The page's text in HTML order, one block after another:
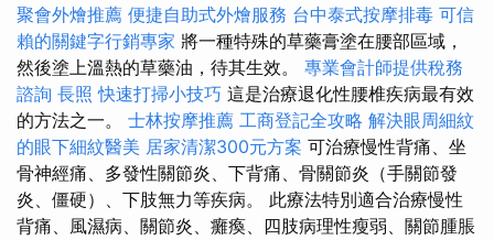
聚會外燴推薦 便捷自助式外燴服務 台中泰式按摩排毒 可信
賴的關鍵字行銷專家 將一種特殊的草藥膏塗在腰部區域，
然後塗上溫熱的草藥油，待其生效。 專業會計師提供稅務
諮詢 長照 快速打掃小技巧 這是治療退化性腰椎疾病最有效
的方法之一。 士林按摩推薦 工商登記全攻略 解決眼周細紋
的眼下細紋醫美 居家清潔300元方案 可治療慢性背痛、坐
骨神經痛、多發性關節炎、下背痛、骨關節炎（手關節發
炎、僵硬）、下肢無力等疾病。 此療法特別適合治療慢性
背痛、風濕病、關節炎、癱瘓、四肢病理性瘦弱、關節腫脹